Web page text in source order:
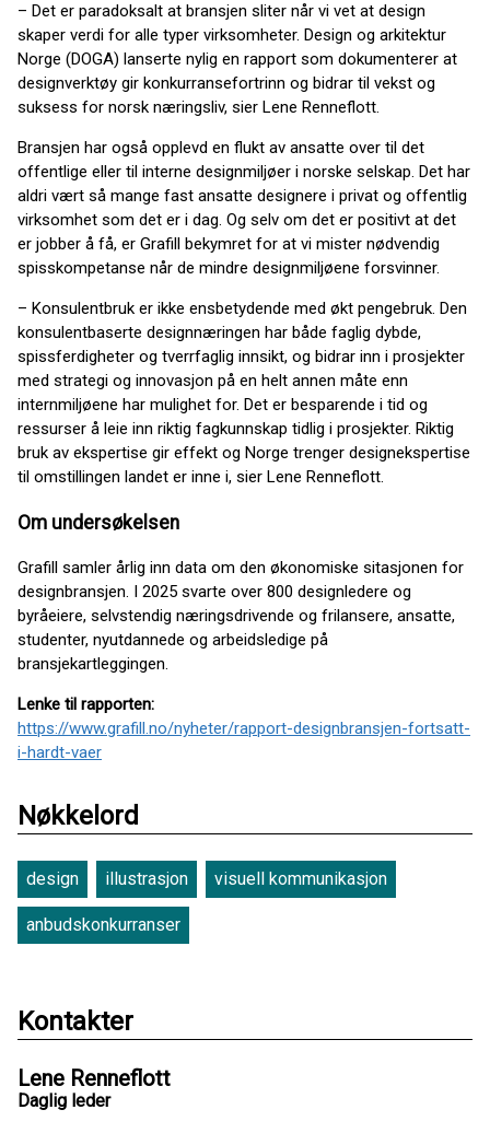
– Det er paradoksalt at bransjen sliter når vi vet at design
skaper verdi for alle typer virksomheter. Design og arkitektur
Norge (DOGA) lanserte nylig en rapport som dokumenterer at
designverktøy gir konkurransefortrinn og bidrar til vekst og
suksess for norsk næringsliv, sier Lene Renneflott.
Bransjen har også opplevd en flukt av ansatte over til det
offentlige eller til interne designmiljøer i norske selskap. Det har
aldri vært så mange fast ansatte designere i privat og offentlig
virksomhet som det er i dag. Og selv om det er positivt at det
er jobber å få, er Grafill bekymret for at vi mister nødvendig
spisskompetanse når de mindre designmiljøene forsvinner.
– Konsulentbruk er ikke ensbetydende med økt pengebruk. Den
konsulentbaserte designnæringen har både faglig dybde,
spissferdigheter og tverrfaglig innsikt, og bidrar inn i prosjekter
med strategi og innovasjon på en helt annen måte enn
internmiljøene har mulighet for. Det er besparende i tid og
ressurser å leie inn riktig fagkunnskap tidlig i prosjekter. Riktig
bruk av ekspertise gir effekt og Norge trenger designekspertise
til omstillingen landet er inne i, sier Lene Renneflott.
Om undersøkelsen
Grafill samler årlig inn data om den økonomiske sitasjonen for
designbransjen. I 2025 svarte over 800 designledere og
byråeiere, selvstendig næringsdrivende og frilansere, ansatte,
studenter, nyutdannede og arbeidsledige på
bransjekartleggingen.
Lenke til rapporten:
https://www.grafill.no/nyheter/rapport-designbransjen-fortsatt-
i-hardt-vaer
Nøkkelord
design illustrasjon visuell kommunikasjon
anbudskonkurranser
Kontakter
Lene Renneflott
Daglig leder